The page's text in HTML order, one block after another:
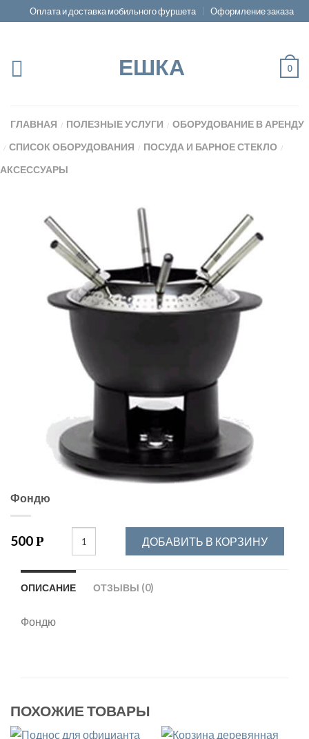
Оплата и доставка мобильного фуршета Оформление заказа
ЕШКА 0
ГЛАВНАЯ / ПОЛЕЗНЫЕ УСЛУГИ / ОБОРУДОВАНИЕ В АРЕНДУ
/ СПИСОК ОБОРУДОВАНИЯ / ПОСУДА И БАРНОЕ СТЕКЛО /
АКСЕССУАРЫ
Фондю
500Р ДОБАВИТЬ В КОРЗИНУ
ОПИСАНИЕ ОТЗЫВЫ (0)
Фондю
ПОХОЖИЕ ТОВАРЫ